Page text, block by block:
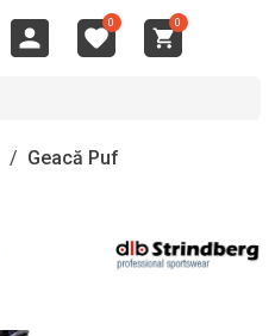
0 0
/ Geacă Puf